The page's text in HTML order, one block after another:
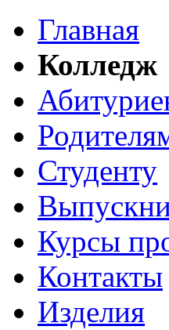
Главная
Колледж
Студенту
Курсы
Контакты
Изделия